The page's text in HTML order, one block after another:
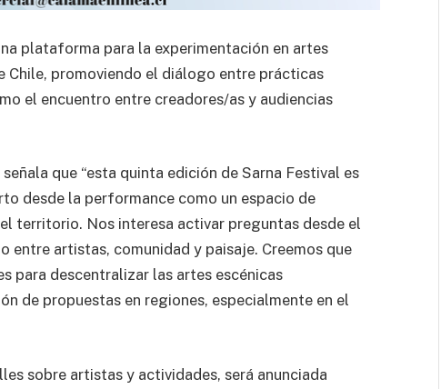
plataforma para la experimentación en artes
Chile, promoviendo el diálogo entre prácticas
el encuentro entre creadores/as y audiencias
que “esta quinta edición de Sarna Festival es
desde la performance como un espacio de
territorio. Nos interesa activar preguntas desde el
entre artistas, comunidad y paisaje. Creemos que
para descentralizar las artes escénicas
de propuestas en regiones, especialmente en el
sobre artistas y actividades, será anunciada